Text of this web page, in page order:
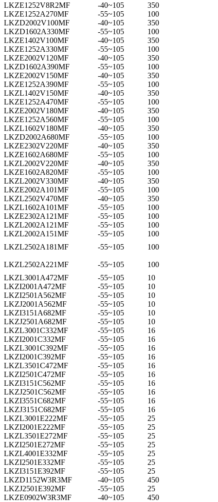
LKZE1252V8R2MF
-40~105
350
LKZE1252A270MF
-55~105
100
LKZD2002V100MF
-40~105
350
LKZD1602A330MF
-55~105
100
LKZE1402V100MF
-40~105
350
LKZE1252A330MF
-55~105
100
LKZE2002V120MF
-40~105
350
LKZD1602A390MF
-55~105
100
LKZE2002V150MF
-40~105
350
LKZE1252A390MF
-55~105
100
LKZL1402V150MF
-40~105
350
LKZE1252A470MF
-55~105
100
LKZE2002V180MF
-40~105
350
LKZE1252A560MF
-55~105
100
LKZL1602V180MF
-40~105
350
LKZD2002A680MF
-55~105
100
LKZE2302V220MF
-40~105
350
LKZE1602A680MF
-55~105
100
LKZL2002V220MF
-40~105
350
LKZE1602A820MF
-55~105
100
LKZL2002V330MF
-40~105
350
LKZE2002A101MF
-55~105
100
LKZL2502V470MF
-40~105
350
LKZL1602A101MF
-55~105
100
LKZE2302A121MF
-55~105
100
LKZL2002A121MF
-55~105
100
LKZL2002A151MF
-55~105
100
LKZL2502A181MF
-55~105 100
LKZL2502A221MF -55~105
100
LKZL3001A472MF
-55~105
10
LKZI2001A472MF
-55~105
10
LKZI2501A562MF
-55~105
10
LKZJ2001A562MF
-55~105
10
LKZI3151A682MF
-55~105
10
LKZJ2501A682MF
-55~105
10
LKZL3001C332MF
-55~105
16
LKZI2001C332MF
-55~105
16
LKZL3001C392MF
-55~105
16
LKZI2001C392MF
-55~105
16
LKZL3501C472MF
-55~105
16
LKZI2501C472MF
-55~105
16
LKZI3151C562MF
-55~105
16
LKZJ2501C562MF
-55~105
16
LKZI3551C682MF
-55~105
16
LKZJ3151C682MF
-55~105
16
LKZL3001E222MF
-55~105
25
LKZI2001E222MF
-55~105
25
LKZL3501E272MF
-55~105
25
LKZI2501E272MF
-55~105
25
LKZL4001E332MF
-55~105
25
LKZI2501E332MF
-55~105
25
LKZI3151E392MF
-55~105
25
LKZD1152W3R3MF
-40~105
450
LKZJ2501E392MF
-55~105
25
LKZE0902W3R3MF
-40~105
450